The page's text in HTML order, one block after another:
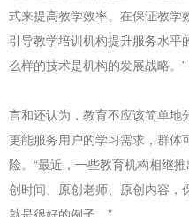
式来提高教学效率。在保证教学
引导教学培训机构提升服务水
么样的技术是机构的发展战略。”
言和还认为，教育不应该简单地
更能服务用户的学习需求，群体
险。“最近，一些教育机构相继
创时间、原创老师、原创内容，
就是很好的例子。”